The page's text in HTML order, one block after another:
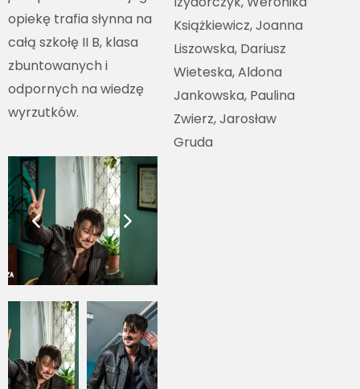
opiekę trafia słynna na
całą szkołę II B, klasa
zbuntowanych i
odpornych na wiedzę
wyrzutków.
Książkiewicz, Joanna
Liszowska, Dariusz
Wieteska, Aldona
Jankowska, Paulina
Zwierz, Jarosław
Gruda